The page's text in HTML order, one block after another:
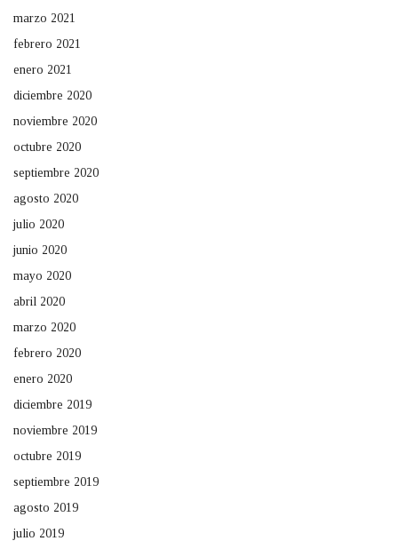
marzo 2021
febrero 2021
enero 2021
diciembre 2020
noviembre 2020
octubre 2020
septiembre 2020
agosto 2020
julio 2020
junio 2020
mayo 2020
abril 2020
marzo 2020
febrero 2020
enero 2020
diciembre 2019
noviembre 2019
octubre 2019
septiembre 2019
agosto 2019
julio 2019